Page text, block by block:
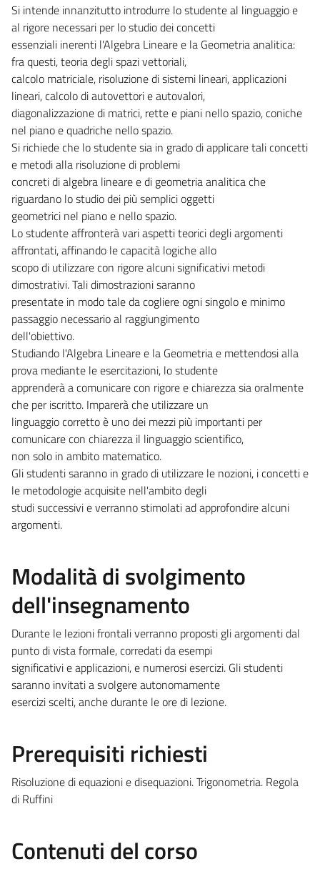
Si intende innanzitutto introdurre lo studente al linguaggio e
al rigore necessari per lo studio dei concetti
essenziali inerenti l'Algebra Lineare e la Geometria analitica:
fra questi, teoria degli spazi vettoriali,
calcolo matriciale, risoluzione di sistemi lineari, applicazioni
lineari, calcolo di autovettori e autovalori,
diagonalizzazione di matrici, rette e piani nello spazio, coniche
nel piano e quadriche nello spazio.
Si richiede che lo studente sia in grado di applicare tali concetti
e metodi alla risoluzione di problemi
concreti di algebra lineare e di geometria analitica che
riguardano lo studio dei più semplici oggetti
geometrici nel piano e nello spazio.
Lo studente affronterà vari aspetti teorici degli argomenti
affrontati, affinando le capacità logiche allo
scopo di utilizzare con rigore alcuni significativi metodi
dimostrativi. Tali dimostrazioni saranno
presentate in modo tale da cogliere ogni singolo e minimo
passaggio necessario al raggiungimento
dell'obiettivo.
Studiando l'Algebra Lineare e la Geometria e mettendosi alla
prova mediante le esercitazioni, lo studente
apprenderà a comunicare con rigore e chiarezza sia oralmente
che per iscritto. Imparerà che utilizzare un
linguaggio corretto è uno dei mezzi più importanti per
comunicare con chiarezza il linguaggio scientifico,
non solo in ambito matematico.
Gli studenti saranno in grado di utilizzare le nozioni, i concetti e
le metodologie acquisite nell'ambito degli
studi successivi e verranno stimolati ad approfondire alcuni
argomenti.
Modalità di svolgimento
dell'insegnamento
Durante le lezioni frontali verranno proposti gli argomenti dal
punto di vista formale, corredati da esempi
significativi e applicazioni, e numerosi esercizi. Gli studenti
saranno invitati a svolgere autonomamente
esercizi scelti, anche durante le ore di lezione.
Prerequisiti richiesti
Risoluzione di equazioni e disequazioni. Trigonometria. Regola
di Ruffini
Contenuti del corso